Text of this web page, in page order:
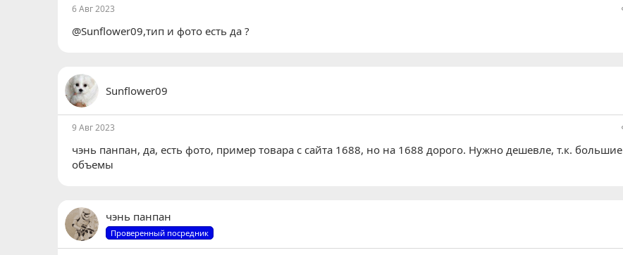
6 Авг 2023
@Sunflower09,тип и фото есть да ?
Sunflower09
9 Авг 2023
чэнь панпан, да, есть фото, пример товара с сайта 1688, но на 1688 дорого. Нужно дешевле, т.к. большие
объемы
чэнь панпан
Проверенный посредник